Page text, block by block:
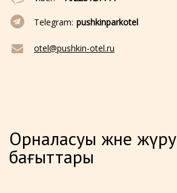
Telegram: pushkinparkotel
otel@pushkin-otel.ru
Орналасуы және жүру
бағыттары